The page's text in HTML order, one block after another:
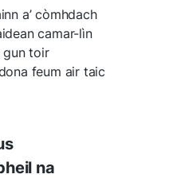
a’ còmhdach
camar-lìn
gun toir
feum air taic
na